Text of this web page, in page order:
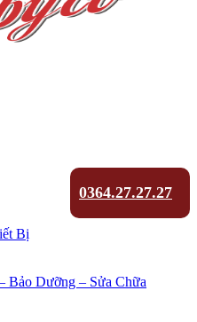
0364.27.27.27
Bị
Bảo Dưỡng – Sửa Chữa